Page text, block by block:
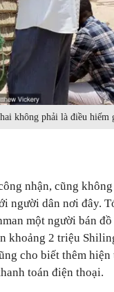
không phải là điều hiếm
nhận, cũng
người dân nơi đây.
một người bán
khoảng 2 triệu
cho biết thêm
toán điện thoại.